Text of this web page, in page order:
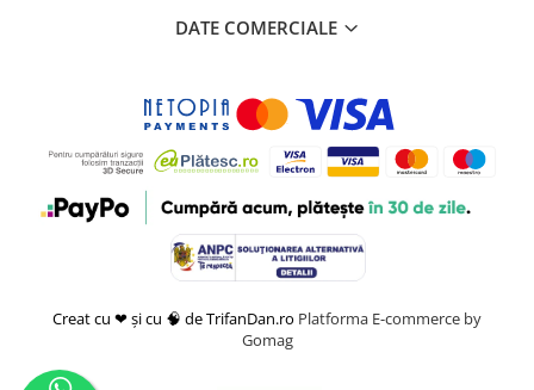
DATE COMERCIALE
Creat cu ❤ și cu 🧠 de TrifanDan.ro Platforma E-commerce by
Gomag